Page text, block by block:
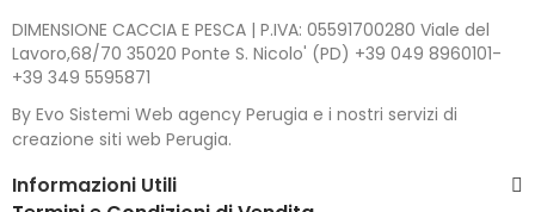
DIMENSIONE CACCIA E PESCA | P.IVA: 05591700280 Viale del
Lavoro,68/70 35020 Ponte S. Nicolo' (PD) +39 049 8960101-
+39 349 5595871
By Evo Sistemi Web agency Perugia e i nostri servizi di
creazione siti web Perugia.
Informazioni Utili